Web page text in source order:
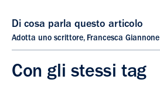
Di cosa parla questo articolo
Adotta uno scrittore, Francesca Giannone
Con gli stessi tag